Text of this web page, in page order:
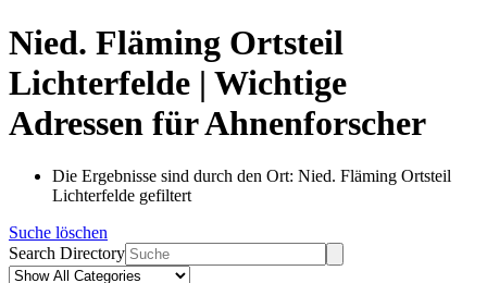
Nied. Fläming Ortsteil
Lichterfelde | Wichtige
Adressen für Ahnenforscher
Die Ergebnisse sind durch den Ort: Nied. Fläming Ortsteil
Lichterfelde gefiltert
Suche löschen
Search Directory